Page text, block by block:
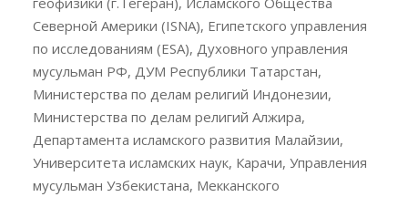
Северной Америки (ISNA), Египетского управления
по исследованиям (ESA), Духовного управления
мусульман РФ, ДУМ Республики Татарстан,
Министерства по делам религий Индонезии,
Министерства по делам религий Алжира,
Департамента исламского развития Малайзии,
Университета исламских наук, Карачи, Управления
мусульман Узбекистана, Мекканского